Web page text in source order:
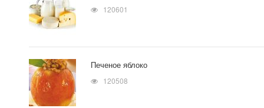
120601
Печеное яблоко
120508